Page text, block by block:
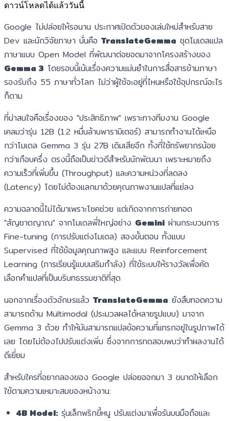
ดาวน์โหลดได้แล้ววันนี้
Google ไม่ปล่อยให้รอนาน ประกาศเปิดตัวของเล่นใหม่สำหรับสาย
Dev และนักวิจัยภาษา นั่นคือ TranslateGemma ชุดโมเดลแปล
ภาษาแบบ Open Model ที่พัฒนาต่อยอดมาจากโครงสร้างของ
Gemma 3 โดยรอบนี้เน้นเรื่องความแม่นยำในการสื่อสารข้ามภาษา
รองรับถึง 55 ภาษาทั่วโลก ไม่ว่าผู้ใช้จะอยู่ที่ไหนหรือใช้อุปกรณ์อะไร
ก็ตาม
ที่น่าสนใจคือเรื่องของ "ประสิทธิภาพ" เพราะทางทีมงาน Google
เคลมว่ารุ่น 12B (1.2 หมื่นล้านพารามิเตอร์) สามารถทำงานได้เหนือ
กว่าโมเดล Gemma 3 รุ่น 27B เดิมเสียอีก ทั้งที่ใช้ทรัพยากรน้อย
กว่าเกือบครึ่ง ตรงนี้ถือเป็นข่าวดีสำหรับนักพัฒนา เพราะหมายถึง
ความเร็วที่เพิ่มขึ้น (Throughput) และความหน่วงที่ลดลง
(Latency) โดยไม่ต้องแลกมาด้วยคุณภาพงานแปลที่แย่ลง
ความฉลาดนี้ไม่ได้มาเพราะโชคช่วย แต่เกิดจากการถ่ายทอด
"สัญชาตญาณ" จากโมเดลพี่ใหญ่อย่าง Gemini ผ่านกระบวนการ
Fine-tuning (การปรับแต่งโมเดล) สองขั้นตอน ทั้งแบบ
Supervised ที่ใช้ข้อมูลคุณภาพสูง และแบบ Reinforcement
Learning (การเรียนรู้แบบเสริมกำลัง) ที่ใช้ระบบให้รางวัลเพื่อคัด
เลือกคำแปลที่เป็นบริบทธรรมชาติที่สุด
นอกจากเรื่องตัวอักษรแล้ว TranslateGemma ยังสืบทอดความ
สามารถด้าน Multimodal (ประมวลผลได้หลายรูปแบบ) มาจาก
Gemma 3 ด้วย ทำให้มันสามารถแปลข้อความที่แทรกอยู่ในรูปภาพได้
เลย โดยไม่ต้องไปปรับแต่งเพิ่ม ซึ่งจากการทดสอบพบว่าทำผลงานได้
ดีเยี่ยม
สำหรับใครที่อยากลองของ Google ปล่อยออกมา 3 ขนาดให้เลือก
ใช้ตามความเหมาะสมของหน้างาน:
4B Model: รุ่นเล็กพริกขี้หนู ปรับแต่งมาเพื่อรันบนมือถือและ